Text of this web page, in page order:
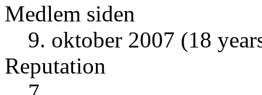
Medlem siden
9. oktober 2007 (18
Reputation